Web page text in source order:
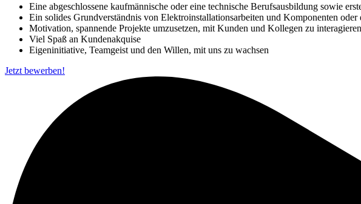
Eine abgeschlossene kaufmännische oder eine technische Berufs­ausbildung sowie
Ein solides Grundverständnis von Elektroinstallationsarbeiten und Kompo­nenten
Motivation, spannende Projekte umzusetzen, mit Kunden und Kollegen zu
Viel Spaß an Kunden­akquise
Eigeninitiative, Teamgeist und den Willen, mit uns zu wachsen
Jetzt bewerben!